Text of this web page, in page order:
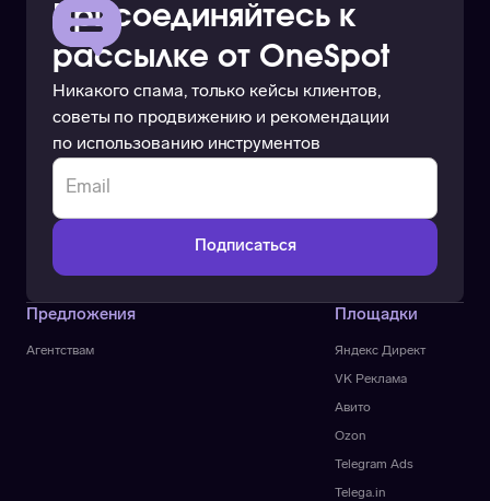
Присоединяйтесь к
рассылке от OneSpot
Никакого спама, только кейсы клиентов,
советы по продвижению и рекомендации
по использованию инструментов
Предложения
Агентствам Яндекс Директ
VK Реклама
Площадки
Авито
Ozon
Telegram Ads
Telega.in